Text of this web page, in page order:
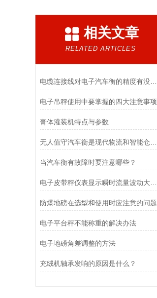
相关文章
RELATED ARTICLES
电缆连接线对电子汽车衡的精度有没有影响呢
电子吊秤使用中要掌握的四大注意事项
膏体灌装机特点与参数
当汽车衡有故障时要注意哪些？
防爆地磅在选型和使用时应注意的问题
电子平台秤不能称重的解决办法
电子地磅角差调整的方法
充绒机轴承发响的原因是什么？